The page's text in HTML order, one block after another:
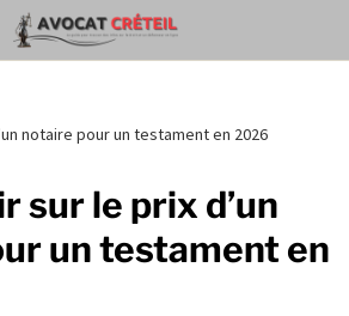
notaire pour un testament en 2026
sur le prix d’un
un testament en